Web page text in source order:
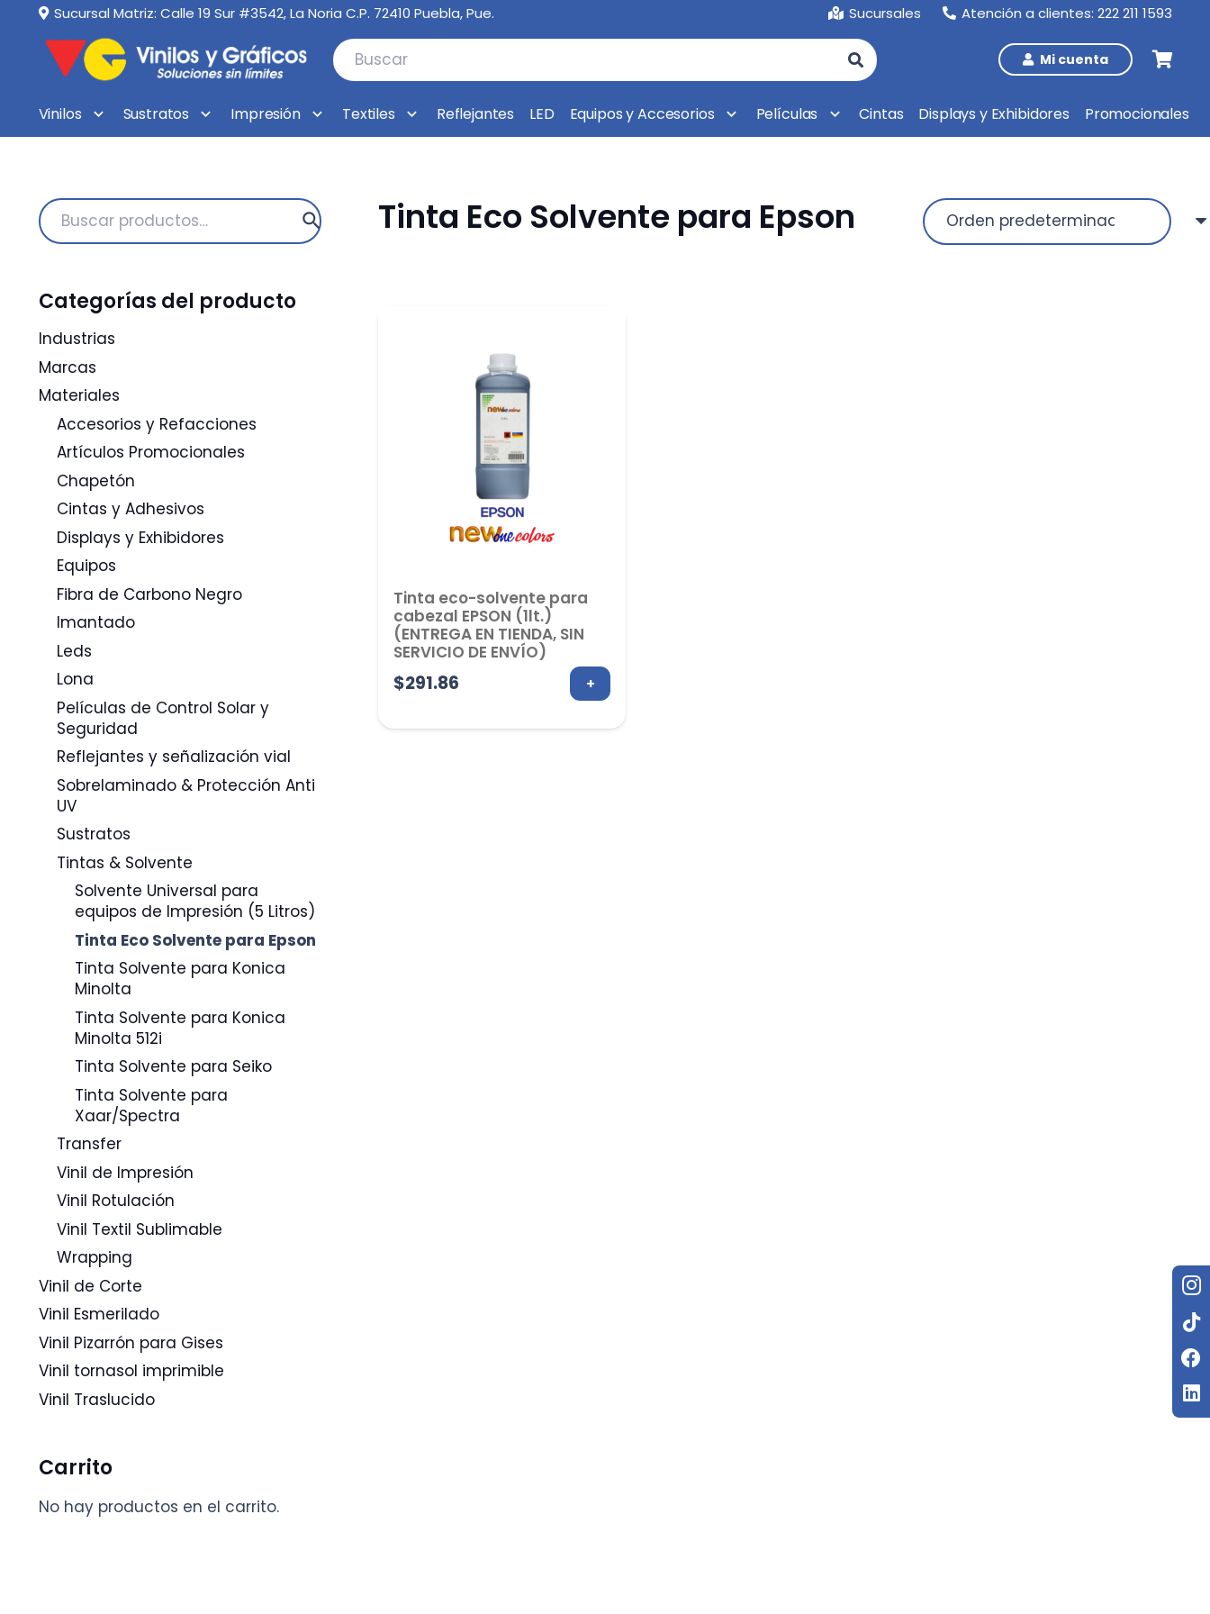
Sucursal Matriz: Calle 19 Sur #3542, La Noria C.P. 72410 Puebla, Pue. Sucursales Atención a clientes: 222 211 1593
Mi cuenta
Vinilos Sustratos Impresión Textiles Reflejantes LED Equipos y Accesorios Películas Cintas Displays y Exhibidores Promocionales
Tinta Eco Solvente para Epson
Tinta eco-solvente para
cabezal EPSON (1lt.)
(ENTREGA EN TIENDA, SIN
SERVICIO DE ENVÍO)
$291.86 +
Buscar
por:
Categorías del producto
Industrias
Marcas
Materiales
Accesorios y Refacciones
Artículos Promocionales
Chapetón
Cintas y Adhesivos
Displays y Exhibidores
Equipos
Fibra de Carbono Negro
Imantado
Leds
Lona
Películas de Control Solar y
Seguridad
Reflejantes y señalización vial
Sobrelaminado & Protección Anti
UV
Sustratos
Tintas & Solvente
Solvente Universal para
equipos de Impresión (5 Litros)
Tinta Eco Solvente para Epson
Tinta Solvente para Konica
Minolta
Tinta Solvente para Konica
Minolta 512i
Tinta Solvente para Seiko
Tinta Solvente para
Xaar/Spectra
Transfer
Vinil de Impresión
Vinil Rotulación
Vinil Textil Sublimable
Wrapping
Vinil de Corte
Vinil Esmerilado
Vinil Pizarrón para Gises
Vinil tornasol imprimible
Vinil Traslucido
Carrito
No hay productos en el carrito.